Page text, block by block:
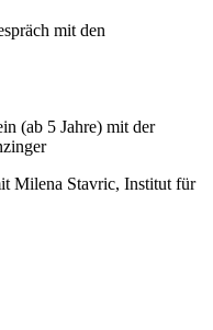
mit den
(ab 5 Jahre) mit der
Milena Stavric, Institut für